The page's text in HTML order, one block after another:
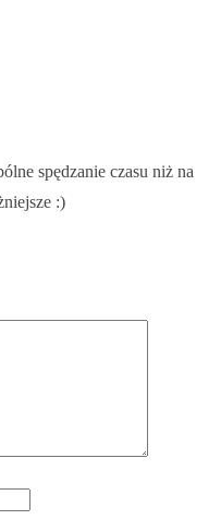
spędzanie czasu niż na
:)